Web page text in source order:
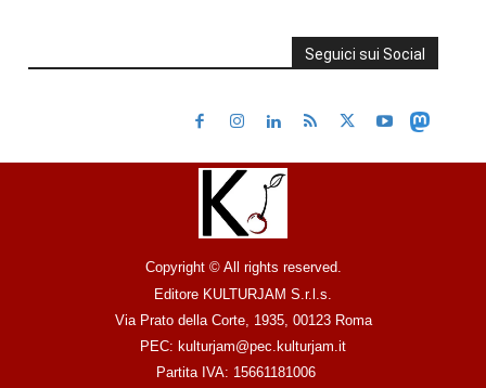
Seguici sui Social
Copyright © All rights reserved.
Editore KULTURJAM S.r.l.s.
Via Prato della Corte, 1935, 00123 Roma
PEC: kulturjam@pec.kulturjam.it
Partita IVA: 15661181006